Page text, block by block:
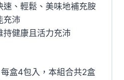
速、輕鬆、美味地補充胺
充沛
持健康且活力充沛
盒4包入，本組合共2盒